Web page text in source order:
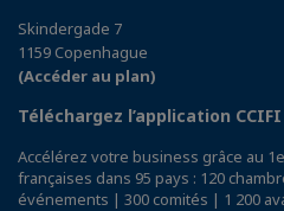
Skindergade 7
1159 Copenhague
(Accéder au plan)
Téléchargez l’application
Accélérez votre business grâce au
françaises dans 95 pays : 120
événements | 300 comités | 1 200